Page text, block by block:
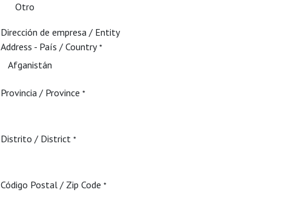
Otro
Dirección de empresa / Entity
Address - País / Country*
Provincia / Province *
Distrito / District *
Código Postal / Zip Code *